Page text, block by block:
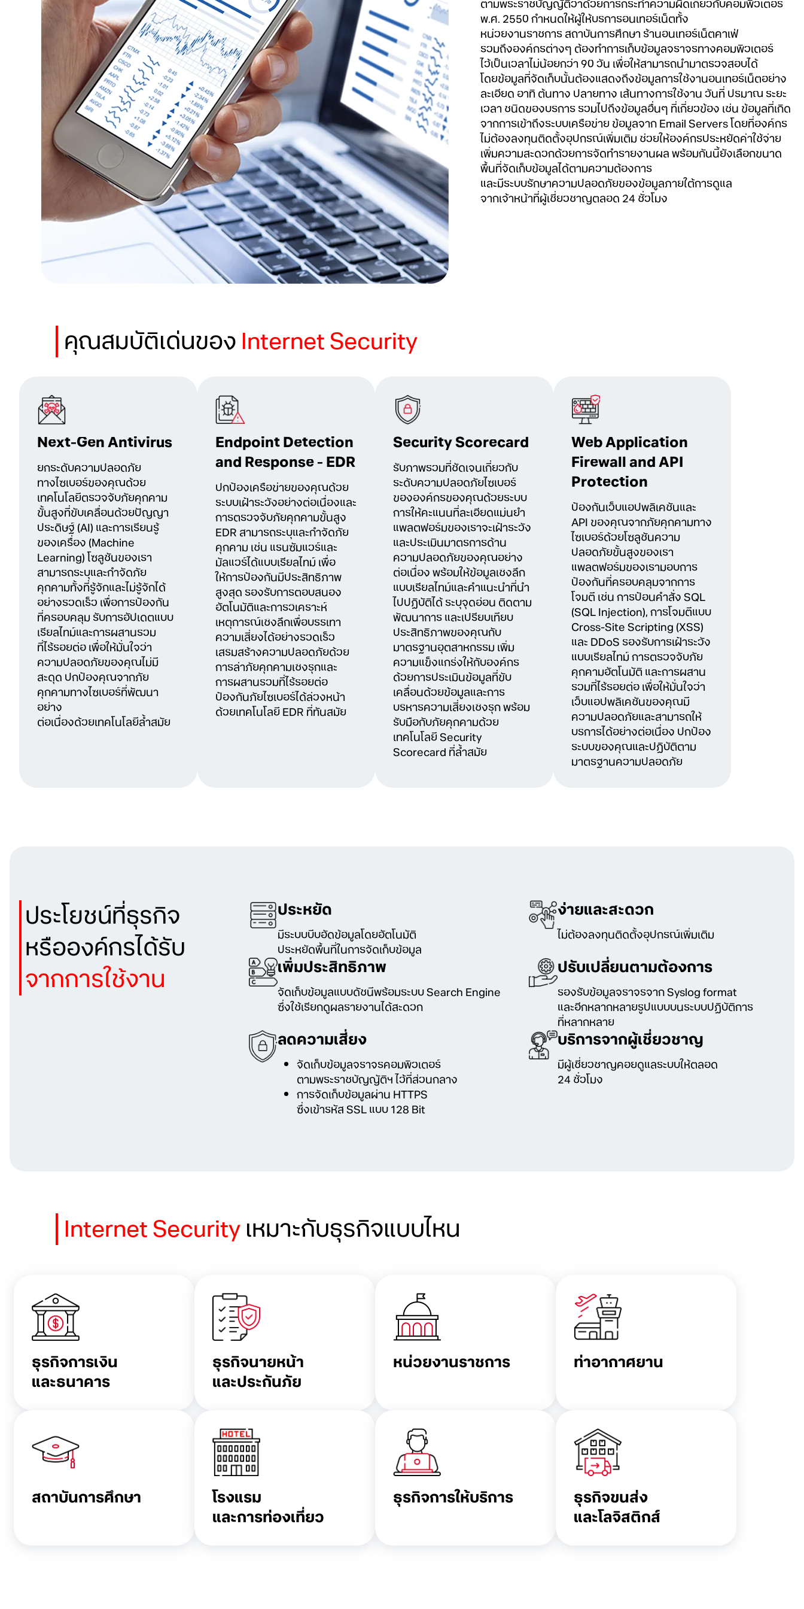
ตามพระราชบัญญัติว่าด้วยการกระทำความผิดเกี่ยวกับคอมพิวเตอร์
พ.ศ. 2550 กำหนดให้ผู้ให้บริการอินเทอร์เน็ตทั้ง
หน่วยงานราชการ สถาบันการศึกษา ร้านอินเทอร์เน็ตคาเฟ่
รวมถึงองค์กรต่างๆ ต้องทำการเก็บข้อมูลจราจรทางคอมพิวเตอร์
ไว้เป็นเวลาไม่น้อยกว่า 90 วัน เพื่อให้สามารถนำมาตรวจสอบได้
โดยข้อมูลที่จัดเก็บนั้นต้องแสดงถึงข้อมูลการใช้งานอินเทอร์เน็ตอย่าง
ละเอียด อาทิ ต้นทาง ปลายทาง เส้นทางการใช้งาน วันที่ ปริมาณ ระยะ
เวลา ชนิดของบริการ รวมไปถึงข้อมูลอื่นๆ ที่เกี่ยวข้อง เช่น ข้อมูลที่เกิด
จากการเข้าถึงระบบเครือข่าย ข้อมูลจาก Email Servers โดยที่องค์กร
ไม่ต้องลงทุนติดตั้งอุปกรณ์เพิ่มเติม ช่วยให้องค์กรประหยัดค่าใช้จ่าย
เพิ่มความสะดวกด้วยการจัดทำรายงานผล พร้อมกันนี้ยังเลือกขนาด
พื้นที่จัดเก็บข้อมูลได้ตามความต้องการ
และมีระบบรักษาความปลอดภัยของข้อมูลภายใต้การดูแล
จากเจ้าหน้าที่ผู้เชี่ยวชาญตลอด 24 ชั่วโมง
คุณสมบัติเด่นของInternet Security
Next-Gen Antivirus
ยกระดับความปลอดภัย
ทางไซเบอร์ของคุณด้วย
เทคโนโลยีตรวจจับภัยคุกคาม
ขั้นสูงที่ขับเคลื่อนด้วยปัญญา
ประดิษฐ์ (AI) และการเรียนรู้
ของเครื่อง (Machine
Learning) โซลูชันของเรา
สามารถระบุและกำจัดภัย
คุกคามทั้งที่รู้จักและไม่รู้จักได้
อย่างรวดเร็ว เพื่อการป้องกัน
ที่ครอบคลุม รับการอัปเดตแบบ
เรียลไทม์และการผสานรวม
ที่ไร้รอยต่อ เพื่อให้มั่นใจว่า
ความปลอดภัยของคุณไม่มี
สะดุด ปกป้องคุณจากภัย
คุกคามทางไซเบอร์ที่พัฒนา
อย่าง
ต่อเนื่องด้วยเทคโนโลยีล้ำสมัย
Endpoint Detection
and Response - EDR
ปกป้องเครือข่ายของคุณด้วย
ระบบเฝ้าระวังอย่างต่อเนื่องและ
การตรวจจับภัยคุกคามขั้นสูง
EDR สามารถระบุและกำจัดภัย
คุกคาม เช่น แรนซัมแวร์และ
มัลแวร์ได้แบบเรียลไทม์ เพื่อ
ให้การป้องกันมีประสิทธิภาพ
สูงสุด รองรับการตอบสนอง
อัตโนมัติและการวิเคราะห์
เหตุการณ์เชิงลึกเพื่อบรรเทา
ความเสี่ยงได้อย่างรวดเร็ว
เสริมสร้างความปลอดภัยด้วย
การล่าภัยคุกคามเชิงรุกและ
การผสานรวมที่ไร้รอยต่อ
ป้องกันภัยไซเบอร์ได้ล่วงหน้า
ด้วยเทคโนโลยี EDR ที่ทันสมัย
Security Scorecard
รับภาพรวมที่ชัดเจนเกี่ยวกับ
ระดับความปลอดภัยไซเบอร์
ขององค์กรของคุณด้วยระบบ
การให้คะแนนที่ละเอียดแม่นยำ
แพลตฟอร์มของเราจะเฝ้าระวัง
และประเมินมาตรการด้าน
ความปลอดภัยของคุณอย่าง
ต่อเนื่อง พร้อมให้ข้อมูลเชิงลึก
แบบเรียลไทม์และคำแนะนำที่นำ
ไปปฏิบัติได้ ระบุจุดอ่อน ติดตาม
พัฒนาการ และเปรียบเทียบ
ประสิทธิภาพของคุณกับ
มาตรฐานอุตสาหกรรม เพิ่ม
ความแข็งแกร่งให้กับองค์กร
ด้วยการประเมินข้อมูลที่ขับ
เคลื่อนด้วยข้อมูลและการ
บริหารความเสี่ยงเชิงรุก พร้อม
รับมือกับภัยคุกคามด้วย
เทคโนโลยี Security
Scorecard ที่ล้ำสมัย
Web Application
Firewall and API
Protection
ป้องกันเว็บแอปพลิเคชันและ
API ของคุณจากภัยคุกคามทาง
ไซเบอร์ด้วยโซลูชันความ
ปลอดภัยขั้นสูงของเรา
แพลตฟอร์มของเรามอบการ
ป้องกันที่ครอบคลุมจากการ
โจมตี เช่น การป้อนคำสั่ง SQL
(SQL Injection), การโจมตีแบบ
Cross-Site Scripting (XSS)
และ DDoS รองรับการเฝ้าระวัง
แบบเรียลไทม์ การตรวจจับภัย
คุกคามอัตโนมัติ และการผสาน
รวมที่ไร้รอยต่อ เพื่อให้มั่นใจว่า
เว็บแอปพลิเคชันของคุณมี
ความปลอดภัยและสามารถให้
บริการได้อย่างต่อเนื่อง ปกป้อง
ระบบของคุณและปฏิบัติตาม
มาตรฐานความปลอดภัย
ประโยชน์ที่ธุรกิจ
หรือองค์กรได้รับ
จากการใช้งาน
ประหยัด
มีระบบบีบอัดข้อมูลโดยอัตโนมัติ
ประหยัดพื้นที่ในการจัดเก็บข้อมูล
ง่ายและสะดวก
ไม่ต้องลงทุนติดตั้งอุปกรณ์เพิ่มเติม
เพิ่มประสิทธิภาพ
จัดเก็บข้อมูลแบบดัชนีพร้อมระบบ Search Engine
ซึ่งใช้เรียกดูผลรายงานได้สะดวก
ปรับเปลี่ยนตามต้องการ
รองรับข้อมูลจราจรจาก Syslog format
และอีกหลากหลายรูปแบบบนระบบปฏิบัติการ
ที่หลากหลาย
ลดความเสี่ยง
จัดเก็บข้อมูลจราจรคอมพิวเตอร์
ตามพระราชบัญญัติฯ ไว้ที่ส่วนกลาง
การจัดเก็บข้อมูลผ่าน HTTPS
ซึ่งเข้ารหัส SSL แบบ 128 Bit
บริการจากผู้เชี่ยวชาญ
มีผู้เชี่ยวชาญคอยดูแลระบบให้ตลอด
24 ชั่วโมง
Internet Securityเหมาะกับธุรกิจแบบไหน
ธุรกิจการเงิน
และธนาคาร
ธุรกิจนายหน้า
และประกันภัย
หน่วยงานราชการ ท่าอากาศยาน
สถาบันการศึกษา
โรงแรม
และการท่องเที่ยว
ธุรกิจการให้บริการ
ธุรกิจขนส่ง
และโลจิสติกส์